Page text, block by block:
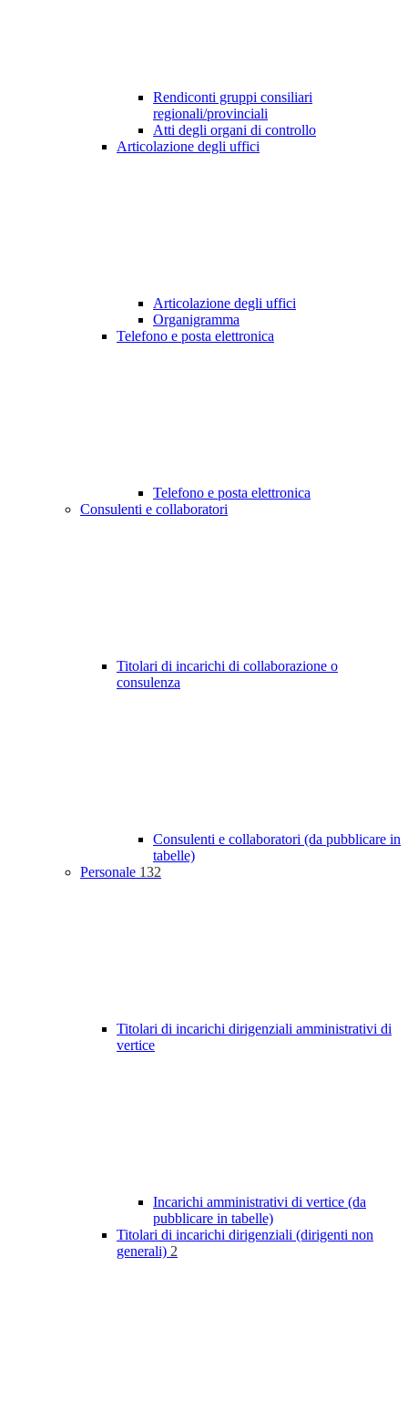
Rendiconti gruppi consiliari
regionali/provinciali
Atti degli organi di controllo
Articolazione degli uffici
Articolazione degli uffici
Organigramma
Telefono e posta elettronica
Telefono e posta elettronica
Consulenti e collaboratori
Titolari di incarichi di collaborazione o
consulenza
Consulenti e collaboratori (da pubblicare in
tabelle)
Personale 132
Titolari di incarichi dirigenziali amministrativi di
vertice
Incarichi amministrativi di vertice (da
pubblicare in tabelle)
Titolari di incarichi dirigenziali (dirigenti non
generali) 2